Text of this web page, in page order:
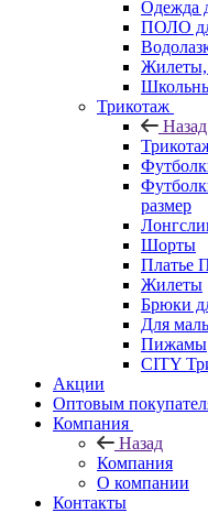
Одежда
ПОЛО
Жилеты,
Трикотаж
Назад
размер
Шорты
Платье
Жилеты
Брюки
Для
Пижамы
CITY
Акции
Оптовым
Компания
Назад
Компания
О компании
Контакты